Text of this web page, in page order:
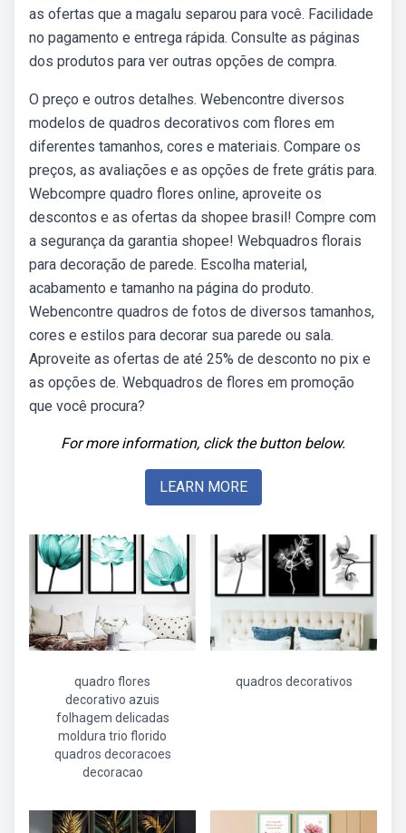
as ofertas que a magalu separou para você. Facilidade
no pagamento e entrega rápida. Consulte as páginas
dos produtos para ver outras opções de compra.
O preço e outros detalhes. Webencontre diversos
modelos de quadros decorativos com flores em
diferentes tamanhos, cores e materiais. Compare os
preços, as avaliações e as opções de frete grátis para.
Webcompre quadro flores online, aproveite os
descontos e as ofertas da shopee brasil! Compre com
a segurança da garantia shopee! Webquadros florais
para decoração de parede. Escolha material,
acabamento e tamanho na página do produto.
Webencontre quadros de fotos de diversos tamanhos,
cores e estilos para decorar sua parede ou sala.
Aproveite as ofertas de até 25% de desconto no pix e
as opções de. Webquadros de flores em promoção
que você procura?
For more information, click the button below.
LEARN MORE
quadro flores
decorativo azuis
folhagem delicadas
moldura trio florido
quadros decoracoes
decoracao
quadros decorativos